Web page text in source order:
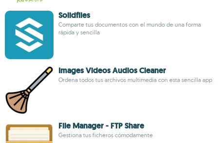
Solidfiles
Comparte tus documentos con el mundo de una forma
rápida y sencilla
Images Videos Audios Cleaner
Ordena todos tus archivos multimedia con esta sencilla app
File Manager - FTP Share
Gestiona tus ficheros cómodamente